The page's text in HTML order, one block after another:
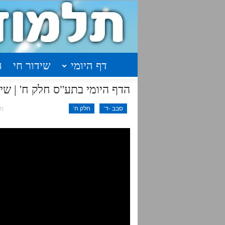
דף היומי שידור חי
הדף היומי בתע"ס חלק ח' | שיעור 18 – עמודים
סבב -ד' חלק ח'